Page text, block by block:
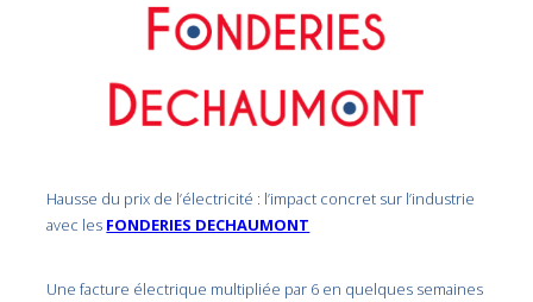
Hausse du prix de l’électricité : l’impact concret sur l’industrie
avec les FONDERIES DECHAUMONT
Une facture électrique multipliée par 6 en quelques semaines